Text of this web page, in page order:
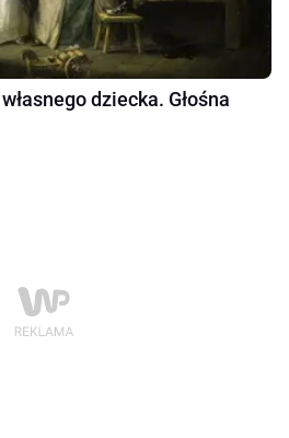
dziecka. Głośna